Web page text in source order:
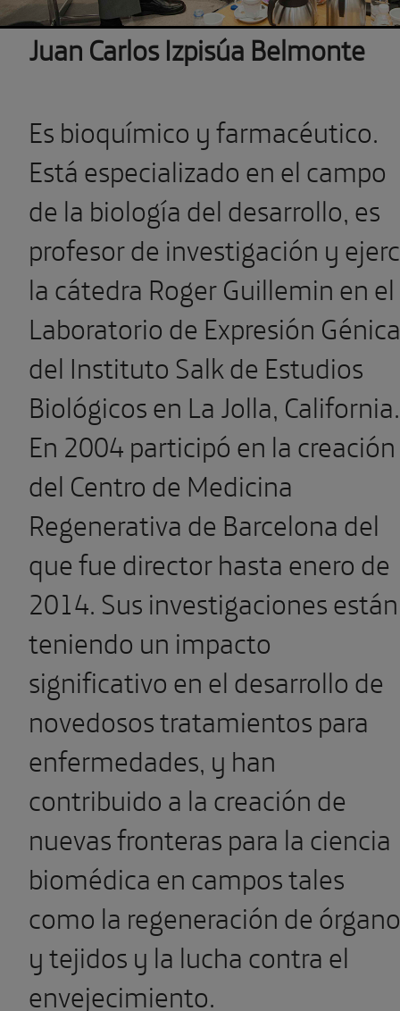
Juan Carlos Izpisúa Belmonte
Es bioquímico y farmacéutico.
Está especializado en el campo
de la biología del desarrollo, es
profesor de investigación y
la cátedra Roger Guillemin en el
Laboratorio de Expresión Génica
del Instituto Salk de Estudios
Biológicos en La Jolla, California.
En 2004 participó en la creación
del Centro de Medicina
Regenerativa de Barcelona del
que fue director hasta enero de
2014. Sus investigaciones están
teniendo un impacto
significativo en el desarrollo de
novedosos tratamientos para
enfermedades, y han
contribuido a la creación de
nuevas fronteras para la ciencia
biomédica en campos tales
como la regeneración de
y tejidos y la lucha contra el
envejecimiento.